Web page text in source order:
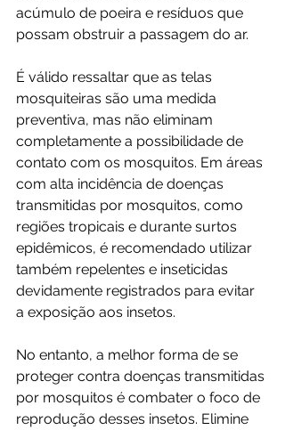
acúmulo de poeira e resíduos que
possam obstruir a passagem do ar.
É válido ressaltar que as telas
mosquiteiras são uma medida
preventiva, mas não eliminam
completamente a possibilidade de
contato com os mosquitos. Em áreas
com alta incidência de doenças
transmitidas por mosquitos, como
regiões tropicais e durante surtos
epidêmicos, é recomendado utilizar
também repelentes e inseticidas
devidamente registrados para evitar
a exposição aos insetos.
No entanto, a melhor forma de se
proteger contra doenças transmitidas
por mosquitos é combater o foco de
reprodução desses insetos. Elimine